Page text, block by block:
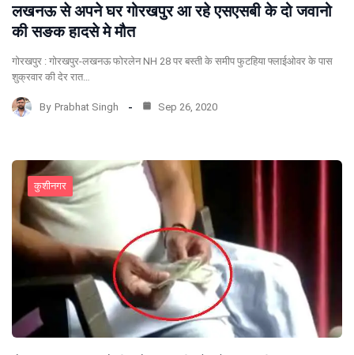
लखनऊ से अपने घर गोरखपुर आ रहे एसएसबी के दो जवानो
की सङक हादसे मे मौत
गोरखपुर : गोरखपुर-लखनऊ फोरलेन NH 28 पर बस्ती के समीप फुटहिया फ्लाईओवर के पास
शुक्रवार की देर रात…
By Prabhat Singh Sep 26, 2020
कुशीनगर